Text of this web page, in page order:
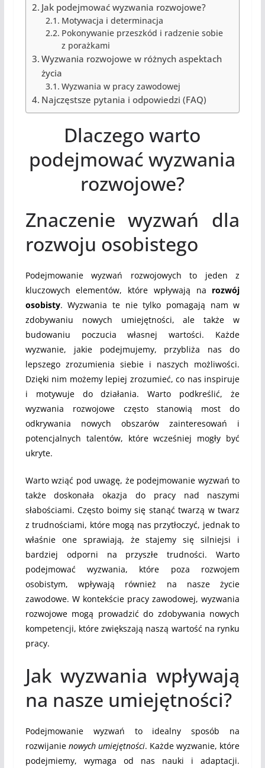
Jak podejmować wyzwania rozwojowe?
Motywacja i determinacja
Pokonywanie przeszkód i radzenie sobie
z porażkami
Wyzwania rozwojowe w różnych aspektach
życia
Wyzwania w pracy zawodowej
Najczęstsze pytania i odpowiedzi (FAQ)
Dlaczego warto
podejmować wyzwania
rozwojowe?
Znaczenie wyzwań dla
rozwoju osobistego
Podejmowanie wyzwań rozwojowych to jeden z
kluczowych elementów, które wpływają na rozwój
osobisty. Wyzwania te nie tylko pomagają nam w
zdobywaniu nowych umiejętności, ale także w
budowaniu poczucia własnej wartości. Każde
wyzwanie, jakie podejmujemy, przybliża nas do
lepszego zrozumienia siebie i naszych możliwości.
Dzięki nim możemy lepiej zrozumieć, co nas inspiruje
i motywuje do działania. Warto podkreślić, że
wyzwania rozwojowe często stanowią most do
odkrywania nowych obszarów zainteresowań i
potencjalnych talentów, które wcześniej mogły być
ukryte.
Warto wziąć pod uwagę, że podejmowanie wyzwań to
także doskonała okazja do pracy nad naszymi
słabościami. Często boimy się stanąć twarzą w twarz
z trudnościami, które mogą nas przytłoczyć, jednak to
właśnie one sprawiają, że stajemy się silniejsi i
bardziej odporni na przyszłe trudności. Warto
podejmować wyzwania, które poza rozwojem
osobistym, wpływają również na nasze życie
zawodowe. W kontekście pracy zawodowej, wyzwania
rozwojowe mogą prowadzić do zdobywania nowych
kompetencji, które zwiększają naszą wartość na rynku
pracy.
Jak wyzwania wpływają
na nasze umiejętności?
Podejmowanie wyzwań to idealny sposób na
rozwijanie nowych umiejętności. Każde wyzwanie, które
podejmiemy, wymaga od nas nauki i adaptacji.